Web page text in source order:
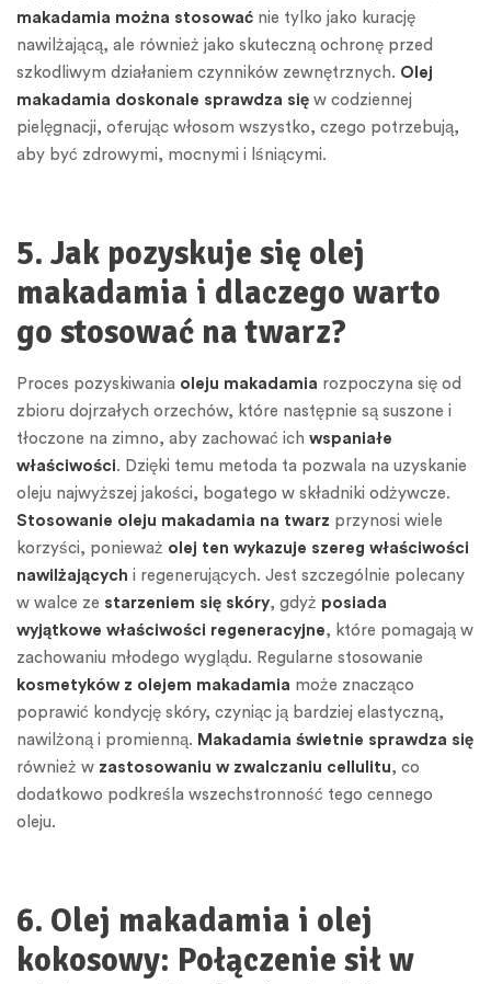
makadamia można stosować nie tylko jako kurację
nawilżającą, ale również jako skuteczną ochronę przed
szkodliwym działaniem czynników zewnętrznych. Olej
makadamia doskonale sprawdza się w codziennej
pielęgnacji, oferując włosom wszystko, czego potrzebują,
aby być zdrowymi, mocnymi i lśniącymi.
5. Jak pozyskuje się olej
makadamia i dlaczego warto
go stosować na twarz?
Proces pozyskiwania oleju makadamia rozpoczyna się od
zbioru dojrzałych orzechów, które następnie są suszone i
tłoczone na zimno, aby zachować ich wspaniałe
właściwości. Dzięki temu metoda ta pozwala na uzyskanie
oleju najwyższej jakości, bogatego w składniki odżywcze.
Stosowanie oleju makadamia na twarz przynosi wiele
korzyści, ponieważ olej ten wykazuje szereg właściwości
nawilżających i regenerujących. Jest szczególnie polecany
w walce ze starzeniem się skóry, gdyż posiada
wyjątkowe właściwości regeneracyjne, które pomagają w
zachowaniu młodego wyglądu. Regularne stosowanie
kosmetyków z olejem makadamia może znacząco
poprawić kondycję skóry, czyniąc ją bardziej elastyczną,
nawilżoną i promienną. Makadamia świetnie sprawdza się
również w zastosowaniu w zwalczaniu cellulitu, co
dodatkowo podkreśla wszechstronność tego cennego
oleju.
6. Olej makadamia i olej
kokosowy: Połączenie sił w